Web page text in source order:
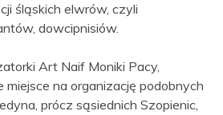
śląskich elwrów, czyli
dowcipnisiów.
Art Naif Moniki Pacy,
miejsce na organizację podobnych
prócz sąsiednich Szopienic,